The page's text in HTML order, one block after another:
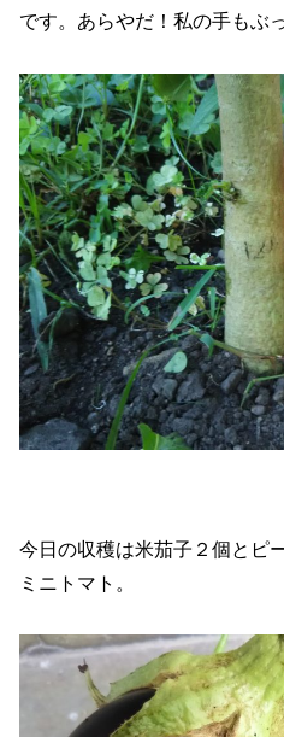
です。あらやだ！私の手もぶ
今日の収穫は米茄子２個とピ
ミニトマト。